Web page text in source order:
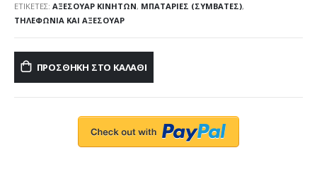
ΕΤΙΚΈΤΕΣ: ΑΞΕΣΟΥΆΡ ΚΙΝΗΤΏΝ, ΜΠΑΤΑΡΊΕΣ (ΣΥΜΒΑΤΈΣ),
ΤΗΛΕΦΩΝΊΑ ΚΑΙ ΑΞΕΣΟΥΆΡ
ΠΡΟΣΘΉΚΗ ΣΤΟ ΚΑΛΆΘΙ